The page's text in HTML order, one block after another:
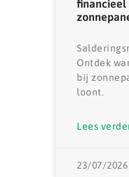
financieel
Ontdek
bij
loont.
Lees
23/07/2026